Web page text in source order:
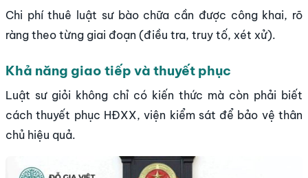
Chi phí thuê luật sư bào chữa cần được công khai, rõ
ràng theo từng giai đoạn (điều tra, truy tố, xét xử).
Khả năng giao tiếp và thuyết phục
Luật sư giỏi không chỉ có kiến thức mà còn phải biết
cách thuyết phục HĐXX, viện kiểm sát để bảo vệ thân
chủ hiệu quả.